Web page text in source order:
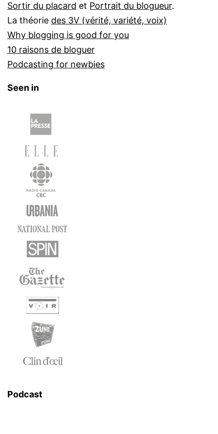
Sortir du placard et Portrait du blogueur.
La théorie des 3V (vérité, variété, voix)
Why blogging is good for you
10 raisons de bloguer
Podcasting for newbies
Seen in
Podcast